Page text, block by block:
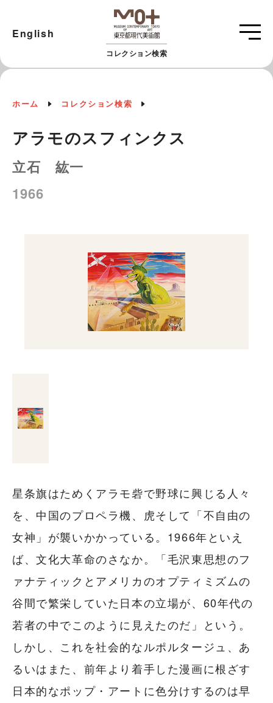
コレクション検索
English
ホーム コレクション検索
アラモのスフィンクス
立石 紘一
1966
星条旗はためくアラモ砦で野球に興じる人々
を、中国のプロペラ機、虎そして「不自由の
女神」が襲いかかっている。1966年といえ
ば、文化大革命のさなか。「毛沢東思想のフ
ァナティックとアメリカのオプティミズムの
谷間で繁栄していた日本の立場が、60年代の
若者の中でこのように見えたのだ」という。
しかし、これを社会的なルポルタージュ、あ
るいはまた、前年より着手した漫画に根ざす
日本的なポップ・アートに色分けするのは早